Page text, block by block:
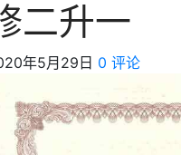
二升一
年5月29日 0 评论